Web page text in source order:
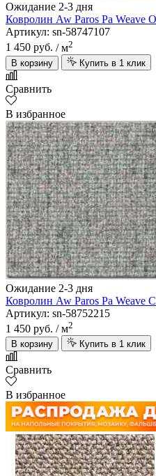
Ожидание 2-3 дня
Ковролин Aw Paros Pa Weave
Артикул: sn-58747107
1 450 руб. / м2
В корзину
Купить в 1 клик
Сравнить
В избранное
Ожидание 2-3 дня
Ковролин Aw Paros Pa Weave
Артикул: sn-58752215
1 450 руб. / м2
В корзину
Купить в 1 клик
Сравнить
В избранное